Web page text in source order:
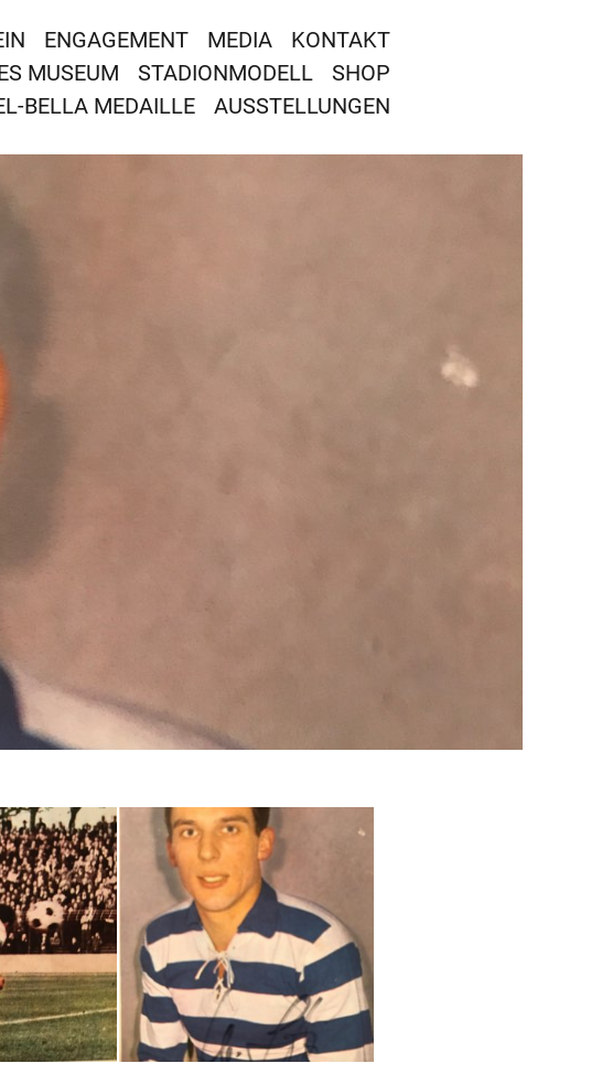
ENGAGEMENT MEDIA
KONTAKT
MUSEUM
STADIONMODELL
SHOP
BELLA MEDAILLE
AUSSTELLUNGEN